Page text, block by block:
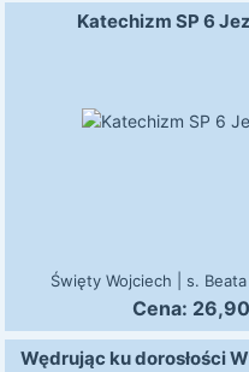
Katechizm SP 6
Święty Wojciech s.
Cena: 26,90
Wędrując ku dorosłości